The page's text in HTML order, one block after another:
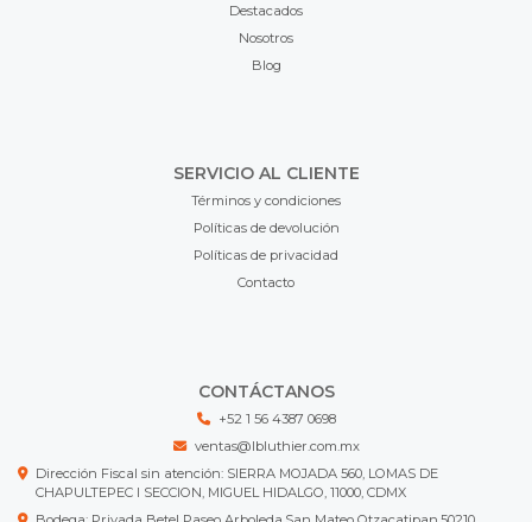
Destacados
Nosotros
Blog
SERVICIO AL CLIENTE
Términos y condiciones
Políticas de devolución
Políticas de privacidad
Contacto
CONTÁCTANOS
+52 1 56 4387 0698
ventas@lbluthier.com.mx
Dirección Fiscal sin atención: SIERRA MOJADA 560, LOMAS DE
CHAPULTEPEC I SECCION, MIGUEL HIDALGO, 11000, CDMX